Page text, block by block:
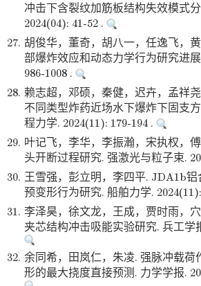
冲击下含裂纹加筋板结构失效模式
2024(04): 41-52 .
27. 胡俊华，董奇，胡八一，任逸飞，
部爆炸效应和动态力学行为研究进
986-1008 .
28. 赖志超，邓硕，秦健，迟卉，孟祥
不同类型炸药近场水下爆炸下固支
程力学. 2024(11): 179-194 .
29. 叶记飞，李华，李振瀚，宋执权，
头开断过程研究. 强激光与粒子束.
30. 王雪强，彭立明，李四平. JDA1b铝
预变形行为研究. 船舶力学.
31. 李泽昊，徐文龙，王成，贾时雨，
夹芯结构冲击吸能实验研究. 兵工学
32. 余同希，田岚仁，朱凌. 强脉冲载荷
形的最大挠度直接预测. 力学学报.